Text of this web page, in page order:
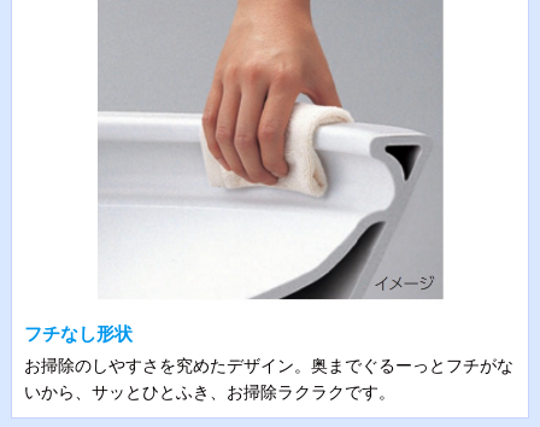
フチなし形状
お掃除のしやすさを究めたデザイン。奥までぐるーっとフチがな
いから、サッとひとふき、お掃除ラクラクです。